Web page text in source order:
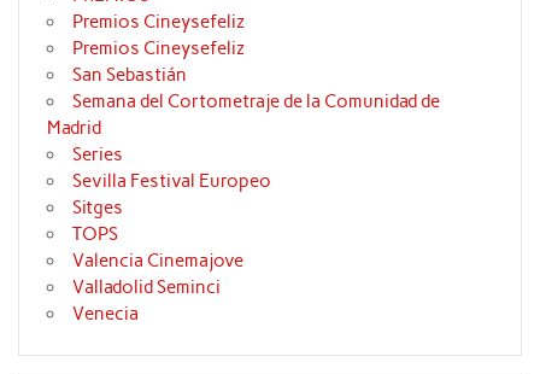
Premios Cineysefeliz
Premios Cineysefeliz
San Sebastián
Semana del Cortometraje de la Comunidad de
Madrid
Series
Sevilla Festival Europeo
Sitges
TOPS
Valencia Cinemajove
Valladolid Seminci
Venecia